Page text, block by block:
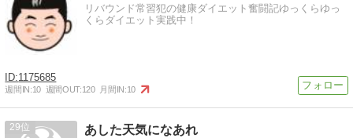
リバウンド常習犯の健康ダイエット奮闘記ゆっくらゆっ
くらダイエット実践中！
1175685
週間IN:10 週間OUT:120 月間IN:10
29 あした天気になあれ